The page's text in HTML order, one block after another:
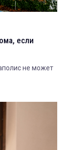
если
не может